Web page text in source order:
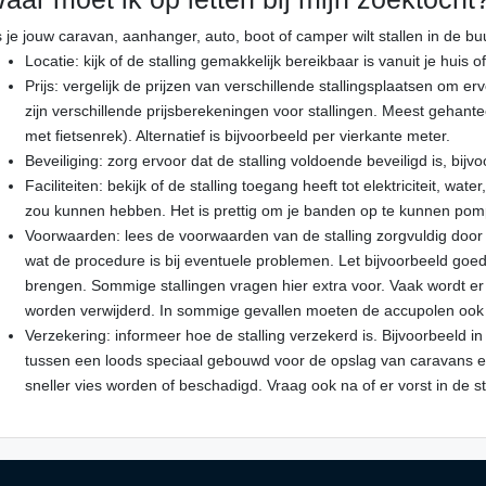
je jouw caravan, aanhanger, auto, boot of camper wilt stallen in de
Locatie: kijk of de stalling gemakkelijk bereikbaar is vanuit je huis
Prijs: vergelijk de prijzen van verschillende stallingsplaatsen om
zijn verschillende prijsberekeningen voor stallingen. Meest
met fietsenrek). Alternatief is bijvoorbeeld per vierkante meter.
Beveiliging: zorg ervoor dat de stalling voldoende beveiligd is,
Faciliteiten: bekijk of de stalling toegang heeft tot elektriciteit,
zou kunnen hebben. Het is prettig om je banden op te kunnen
Voorwaarden: lees de voorwaarden van de stalling zorgvuldig
wat de procedure is bij eventuele problemen. Let bijvoorbeeld
brengen. Sommige stallingen vragen hier extra voor. Vaak wordt
worden verwijderd. In sommige gevallen moeten de accupolen
Verzekering: informeer hoe de stalling verzekerd is. Bijvoorbeeld
tussen een loods speciaal gebouwd voor de opslag van caravans
sneller vies worden of beschadigd. Vraag ook na of er vorst in de